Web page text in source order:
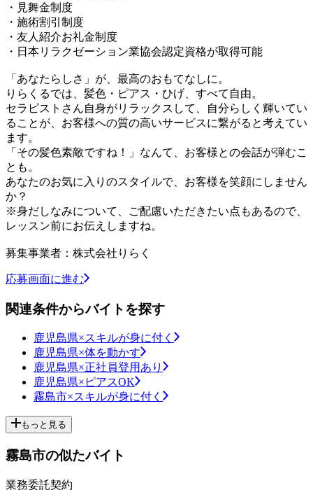
・見舞金制度
・施術割引制度
・友人紹介お礼金制度
・日本リラクゼーション業協会認定資格が取得可能
「あなたらしさ」が、最高のおもてなしに。
りらくるでは、髪色・ピアス・ひげ、すべて自由。
セラピストさん自身がリラックスして、自分らしく輝いてい
ることが、お客様への質の高いサービスに繋がると考えてい
ます。
「その髪色素敵ですね！」なんて、お客様との会話が弾むこ
とも。
あなたのお気に入りのスタイルで、お客様を笑顔にしません
か？
※身だしなみについて、ご配慮いただきたい点もあるので、
レッスン前にお伝えしますね。
募集事業者：株式会社りらく
応募画面に進む
関連条件からバイトを探す
鹿児島県×スキルが身に付く
鹿児島県×体を動かす
鹿児島県×正社員登用あり
鹿児島県×ピアスOK
霧島市×スキルが身に付く
もっと見る
霧島市の似たバイト
業務委託契約